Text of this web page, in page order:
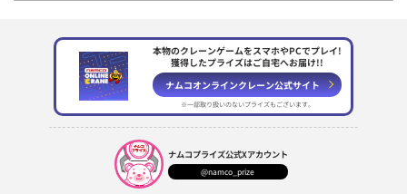
本物のクレーンゲームをスマホやPCでプレイ!
獲得したプライズはご自宅へお届け!!
ナムコオンラインクレーン公式サイト
※一部取り扱いのないプライズもございます。
ナムコプライズ公式Xアカウント
@namco_prize